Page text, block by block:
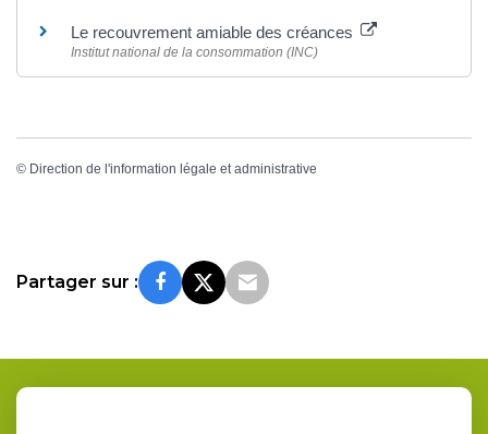
Le recouvrement amiable des créances
Institut national de la consommation (INC)
© Direction de l'information légale et administrative
Partager sur :